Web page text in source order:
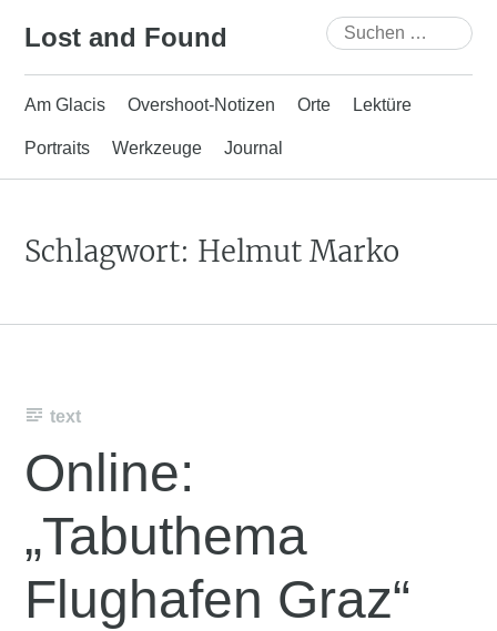
Lost and Found
Suchen
nach:
Am Glacis Overshoot-Notizen Orte Lektüre
Portraits Werkzeuge Journal
Schlagwort: Helmut Marko
text
Online:
„Tabuthema
Flughafen Graz“